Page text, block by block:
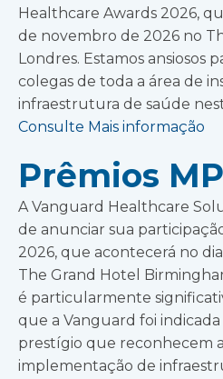
Healthcare Awards 2026,
de novembro de 2026 no
Londres. Estamos ansiosos
colegas de toda a área de
infraestrutura de saúde
Consulte Mais informação
Prêmios
A Vanguard Healthcare
de anunciar sua
2026, que acontecerá no
The Grand Hotel
é particularmente
que a Vanguard foi
prestígio que reconhecem
implementação de